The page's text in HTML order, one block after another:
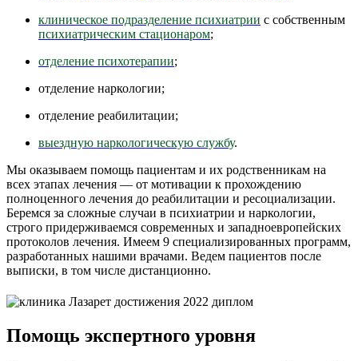
клиническое подразделение психиатрии с собственным
психиатрическим стационаром;
отделение психотерапии;
отделение наркологии;
отделение реабилитации;
выездную наркологическую службу.
Мы оказываем помощь пациентам и их родственникам на
всех этапах лечения — от мотивации к прохождению
полноценного лечения до реабилитации и ресоциализации.
Беремся за сложные случаи в психиатрии и наркологии,
строго придерживаемся современных и западноевропейских
протоколов лечения. Имеем 9 специализированных программ,
разработанных нашими врачами. Ведем пациентов после
выписки, в том числе дистанционно.
Помощь экспертного уровня